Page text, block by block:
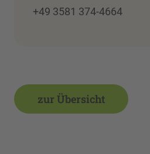
+49 3581 374-4664
zur Übersicht